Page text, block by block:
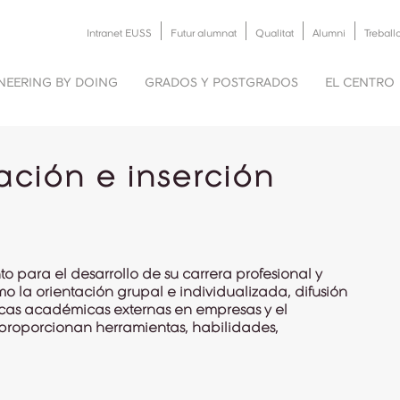
Intranet EUSS Futur alumnat Qualitat Alumni
BY DOING GRADOS Y POSTGRADOS EL CENTRO
e inserción
para el desarrollo de su carrera profesional y
la orientación grupal e individualizada, difusión
académicas externas en empresas y el
herramientas, habilidades,